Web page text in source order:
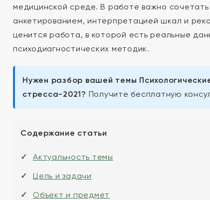
медицинской среде. В работе важно
анкетированием, интерпретацией шкал и
ценится работа, в которой есть реальные
психодиагностических методик.
Нужен разбор вашей темы
стресса-2021? Получите бесплатную
Содержание статьи
Актуальность темы
Цель и задачи
Объект и предмет